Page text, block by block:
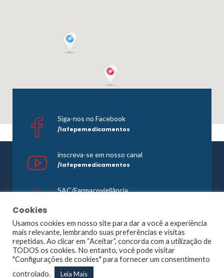
Siga-nos no Facebook
/lafepemedicamentos
inscreva-se em nosso canal
/lafepemedicamentos
SAC/Farmacovigilância
©1965 - 2026 Todos os direitos reservados. Lafepe |
Wordpress Optimized byAgência Planner
Largo de Dois Irmãos, 1117, Dois Irmãos – Recife – PE |
Cookies
Usamos cookies em nosso site para dar a você a experiência
mais relevante, lembrando suas preferências e visitas
repetidas. Ao clicar em “Aceitar”, concorda com a utilização de
TODOS os cookies. No entanto, você pode visitar
"Configurações de cookies" para fornecer um consentimento
controlado.
Leia Mais